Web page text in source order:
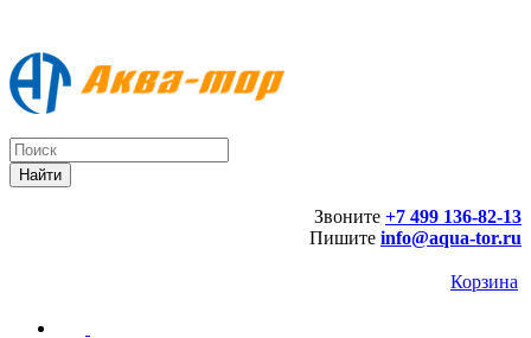
Звоните +7 499 136-82-13
Пишите info@aqua-tor.ru
Корзина